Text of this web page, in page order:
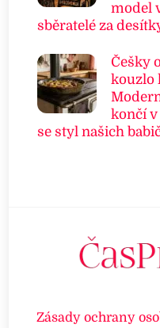
model
sběratelé za
Češky
kouzlo
končí
se styl našich
Zásady ochrany